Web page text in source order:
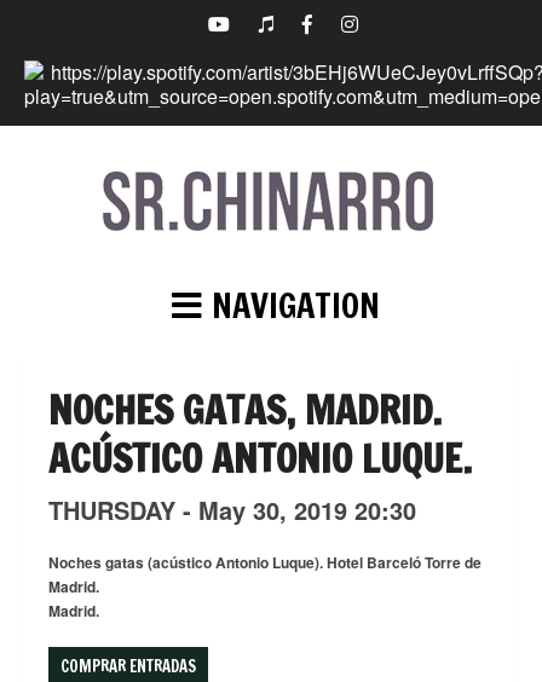
NAVIGATION
NOCHES GATAS, MADRID.
ACÚSTICO ANTONIO LUQUE.
THURSDAY - May 30, 2019 20:30
Noches gatas (acústico Antonio Luque). Hotel Barceló Torre de
Madrid.
Madrid.
COMPRAR ENTRADAS